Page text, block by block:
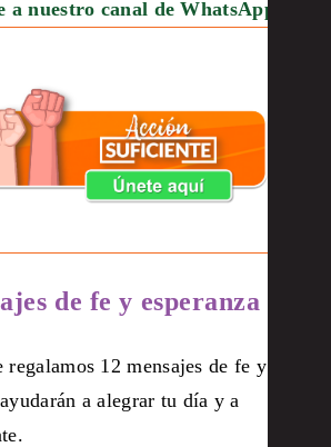
a nuestro canal de WhatsApp
de fe y esperanza
12 mensajes de fe y
a alegrar tu día y a